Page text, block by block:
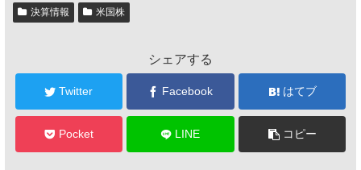
決算情報 米国株
シェアする
Twitter Facebook はてブ
Pocket LINE コピー